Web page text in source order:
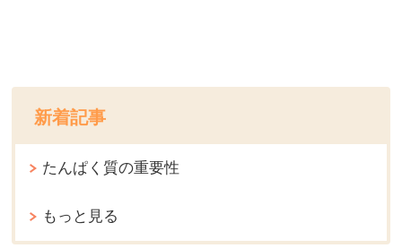
新着記事
たんぱく質の重要性
もっと見る